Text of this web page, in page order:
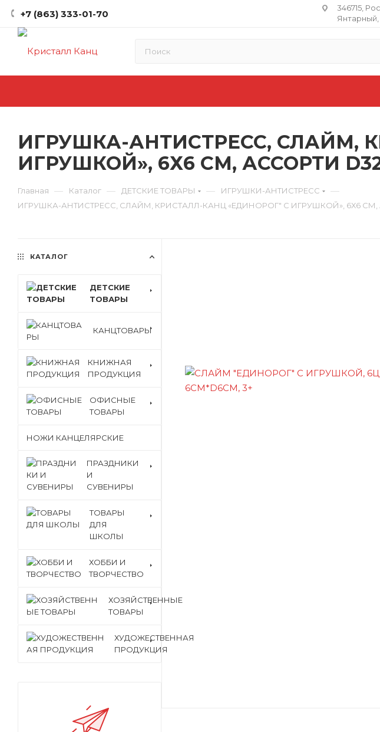
+7 (863) 333-01-70
346715,
Янтарный,
ИГРУШКА-АНТИСТРЕСС, СЛАЙМ,
ИГРУШКОЙ», 6Х6 СМ, АССОРТИ
Главная — Каталог — ДЕТСКИЕ ТОВАРЫ — ИГРУШКИ-АНТИСТРЕСС —
ИГРУШКА-АНТИСТРЕСС, СЛАЙМ, КРИСТАЛЛ-КАНЦ «ЕДИНОРОГ" С ИГРУШКОЙ», 6Х6 СМ,
КАТАЛОГ
ДЕТСКИЕ
ТОВАРЫ
КАНЦТОВАРЫ
КНИЖНАЯ
ПРОДУКЦИЯ
ОФИСНЫЕ
ТОВАРЫ
НОЖИ КАНЦЕЛЯРСКИЕ
ПРАЗДНИКИ
И
СУВЕНИРЫ
ТОВАРЫ
ДЛЯ
ШКОЛЫ
ХОББИ И
ТВОРЧЕСТВО
ХОЗЯЙСТВЕННЫЕ
ТОВАРЫ
ХУДОЖЕСТВЕННАЯ
ПРОДУКЦИЯ